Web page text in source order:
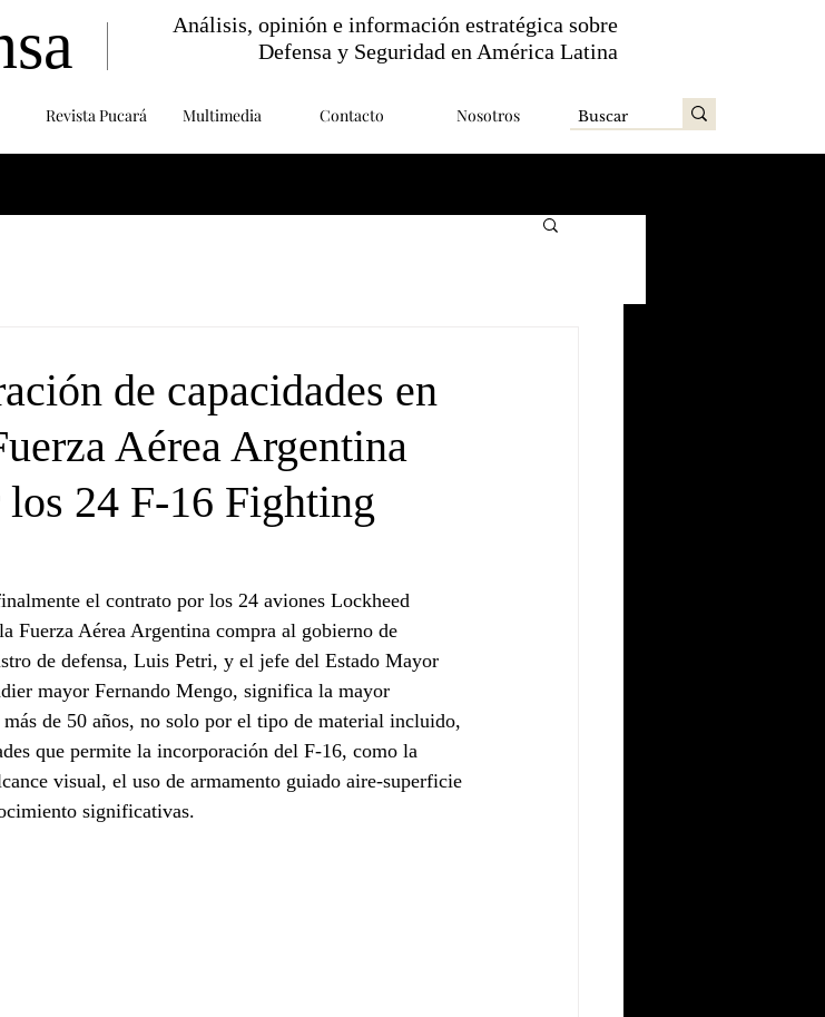
Revista Pucará Multimedia Contacto Nosotros
Análisis, opinión e información estratégica sobre
Defensa y Seguridad en América Latina
de capacidades en
Aérea Argentina
24 F-16 Fighting
el contrato por los 24 aviones Lockheed
Aérea Argentina compra al gobierno de
de defensa, Luis Petri, y el jefe del Estado Mayor
mayor Fernando Mengo, significa la mayor
de 50 años, no solo por el tipo de material incluido,
que permite la incorporación del F-16, como la
visual, el uso de armamento guiado aire-superficie
significativas.